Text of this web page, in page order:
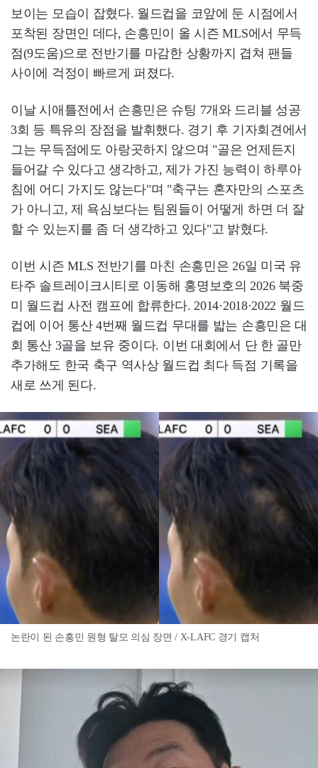
보이는 모습이 잡혔다. 월드컵을 코앞에 둔 시점에서
포착된 장면인 데다, 손흥민이 올 시즌 MLS에서 무득
점(9도움)으로 전반기를 마감한 상황까지 겹쳐 팬들
사이에 걱정이 빠르게 퍼졌다.
이날 시애틀전에서 손흥민은 슈팅 7개와 드리블 성공
3회 등 특유의 장점을 발휘했다. 경기 후 기자회견에서
그는 무득점에도 아랑곳하지 않으며 "골은 언제든지
들어갈 수 있다고 생각하고, 제가 가진 능력이 하루아
침에 어디 가지도 않는다"며 "축구는 혼자만의 스포츠
가 아니고, 제 욕심보다는 팀원들이 어떻게 하면 더 잘
할 수 있는지를 좀 더 생각하고 있다"고 밝혔다.
이번 시즌 MLS 전반기를 마친 손흥민은 26일 미국 유
타주 솔트레이크시티로 이동해 홍명보호의 2026 북중
미 월드컵 사전 캠프에 합류한다. 2014·2018·2022 월드
컵에 이어 통산 4번째 월드컵 무대를 밟는 손흥민은 대
회 통산 3골을 보유 중이다. 이번 대회에서 단 한 골만
추가해도 한국 축구 역사상 월드컵 최다 득점 기록을
새로 쓰게 된다.
논란이 된 손흥민 원형 탈모 의심 장면 / X-LAFC 경기 캡처